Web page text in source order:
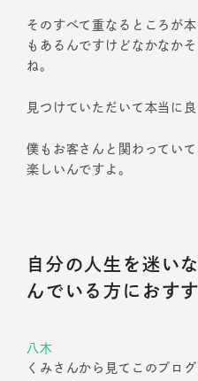
そのすべて重なるところが
もあるんですけどなかなか
ね。
見つけていただいて本当に良
僕もお客さんと関わってい
楽しいんですよ。
自分の人生を迷い
んでいる方におす
八木
くみさんから見てこのプロ